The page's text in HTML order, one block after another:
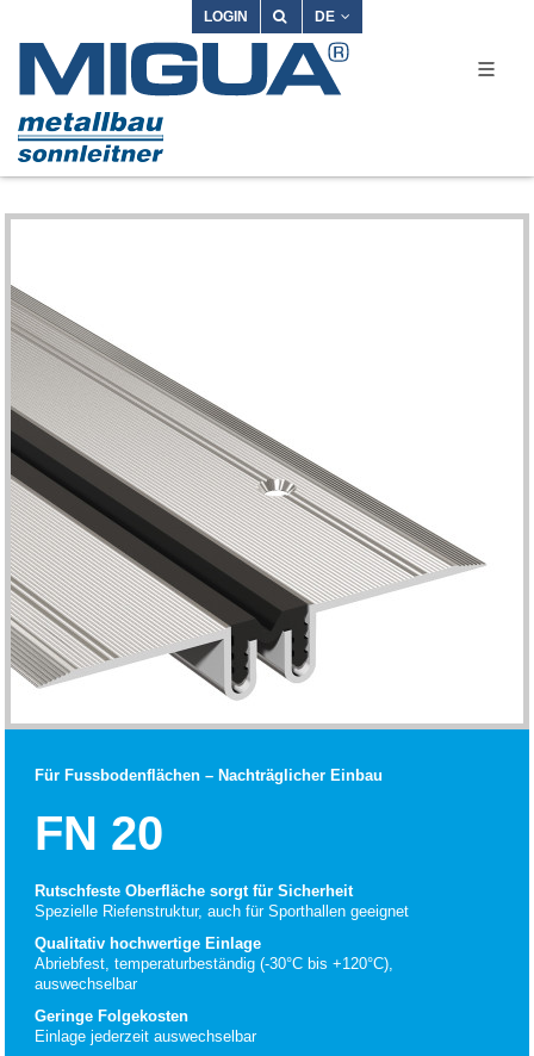
LOGIN DE
Für Fussbodenflächen – Nachträglicher Einbau
FN 20
Rutschfeste Oberfläche sorgt für Sicherheit
Spezielle Riefenstruktur, auch für Sporthallen geeignet
Qualitativ hochwertige Einlage
Abriebfest, temperaturbeständig (-30°C bis +120°C),
auswechselbar
Geringe Folgekosten
Einlage jederzeit auswechselbar